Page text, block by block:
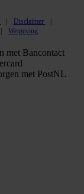
Disclaimer
Wetgeving